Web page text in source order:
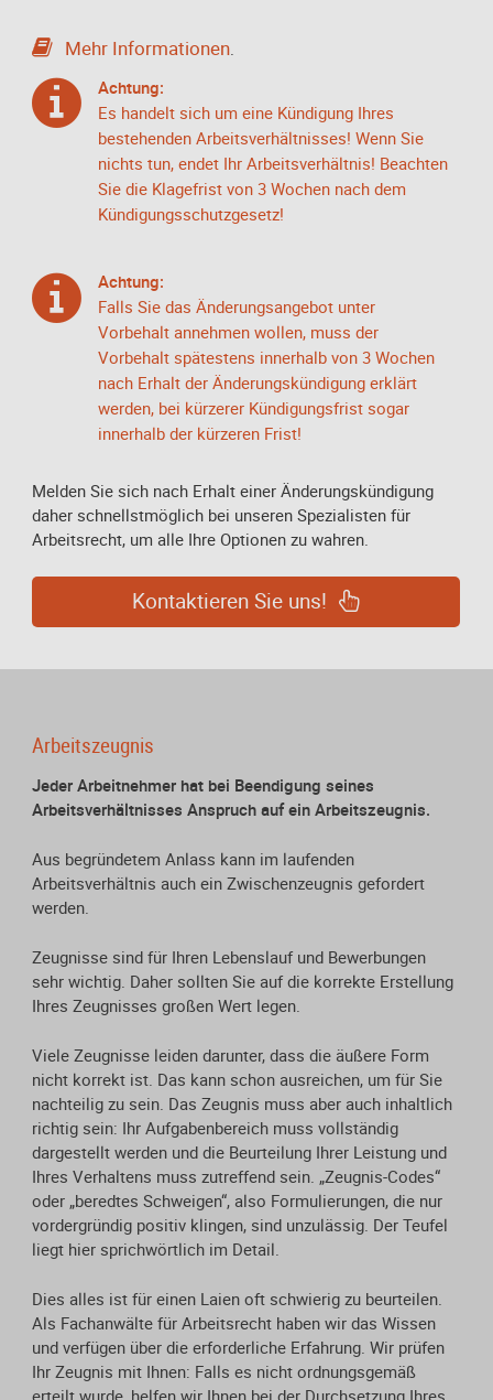
Mehr Informationen.
Achtung:
Es handelt sich um eine Kündigung Ihres
bestehenden Arbeitsverhältnisses! Wenn Sie
nichts tun, endet Ihr Arbeitsverhältnis! Beachten
Sie die Klagefrist von 3 Wochen nach dem
Kündigungsschutzgesetz!
Achtung:
Falls Sie das Änderungsangebot unter
Vorbehalt annehmen wollen, muss der
Vorbehalt spätestens innerhalb von 3 Wochen
nach Erhalt der Änderungskündigung erklärt
werden, bei kürzerer Kündigungsfrist sogar
innerhalb der kürzeren Frist!
Melden Sie sich nach Erhalt einer Änderungskündigung
daher schnellstmöglich bei unseren Spezialisten für
Arbeitsrecht, um alle Ihre Optionen zu wahren.
Kontaktieren Sie uns!
Arbeitszeugnis
Jeder Arbeitnehmer hat bei Beendigung seines
Arbeitsverhältnisses Anspruch auf ein Arbeitszeugnis.
Aus begründetem Anlass kann im laufenden
Arbeitsverhältnis auch ein Zwischenzeugnis gefordert
werden.
Zeugnisse sind für Ihren Lebenslauf und Bewerbungen
sehr wichtig. Daher sollten Sie auf die korrekte Erstellung
Ihres Zeugnisses großen Wert legen.
Viele Zeugnisse leiden darunter, dass die äußere Form
nicht korrekt ist. Das kann schon ausreichen, um für Sie
nachteilig zu sein. Das Zeugnis muss aber auch inhaltlich
richtig sein: Ihr Aufgabenbereich muss vollständig
dargestellt werden und die Beurteilung Ihrer Leistung und
Ihres Verhaltens muss zutreffend sein. „Zeugnis-Codes“
oder „beredtes Schweigen“, also Formulierungen, die nur
vordergründig positiv klingen, sind unzulässig. Der Teufel
liegt hier sprichwörtlich im Detail.
Dies alles ist für einen Laien oft schwierig zu beurteilen.
Als Fachanwälte für Arbeitsrecht haben wir das Wissen
und verfügen über die erforderliche Erfahrung. Wir prüfen
Ihr Zeugnis mit Ihnen: Falls es nicht ordnungsgemäß